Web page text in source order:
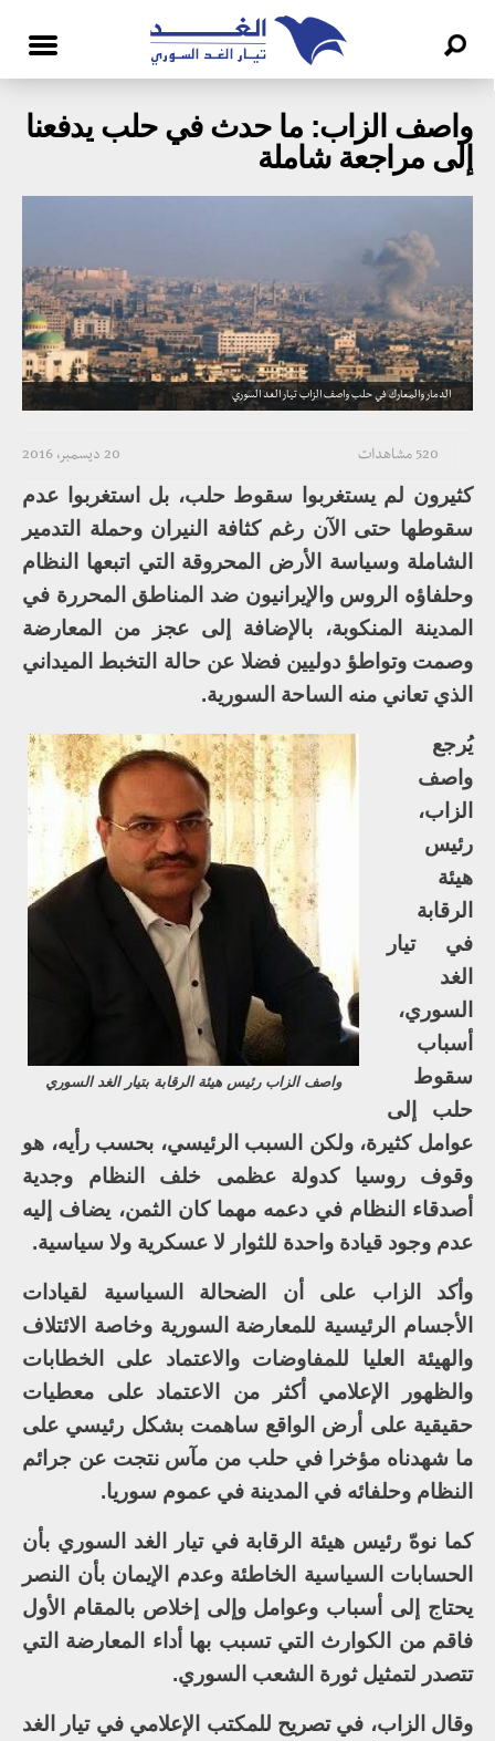
واصف الزاب: ما حدث في حلب يدفعنا
إلى مراجعة شاملة
الدمار والمعارك في حلب واصف الزاب تيار الغد السوري
20 ديسمبر، 2016 520 مشاهدات
كثيرون لم يستغربوا سقوط حلب، بل استغربوا عدم
سقوطها حتى الآن رغم كثافة النيران وحملة التدمير
الشاملة وسياسة الأرض المحروقة التي اتبعها النظام
وحلفاؤه الروس والإيرانيون ضد المناطق المحررة في
المدينة المنكوبة، بالإضافة إلى عجز من المعارضة
وصمت وتواطؤ دوليين فضلا عن حالة التخبط الميداني
الذي تعاني منه الساحة السورية.
واصف الزاب رئيس هيئة الرقابة بتيار الغد السوري
يُرجع
واصف
الزاب،
رئيس
هيئة
الرقابة
في تيار
الغد
السوري،
أسباب
سقوط
حلب إلى
عوامل كثيرة، ولكن السبب الرئيسي، بحسب رأيه، هو
وقوف روسيا كدولة عظمى خلف النظام وجدية
أصدقاء النظام في دعمه مهما كان الثمن، يضاف إليه
عدم وجود قيادة واحدة للثوار لا عسكرية ولا سياسية.
وأكد الزاب على أن الضحالة السياسية لقيادات
الأجسام الرئيسية للمعارضة السورية وخاصة الائتلاف
والهيئة العليا للمفاوضات والاعتماد على الخطابات
والظهور الإعلامي أكثر من الاعتماد على معطيات
حقيقية على أرض الواقع ساهمت بشكل رئيسي على
ما شهدناه مؤخرا في حلب من مآس نتجت عن جرائم
النظام وحلفائه في المدينة في عموم سوريا.
كما نوهّ رئيس هيئة الرقابة في تيار الغد السوري بأن
الحسابات السياسية الخاطئة وعدم الإيمان بأن النصر
يحتاج إلى أسباب وعوامل وإلى إخلاص بالمقام الأول
فاقم من الكوارث التي تسبب بها أداء المعارضة التي
تتصدر لتمثيل ثورة الشعب السوري.
وقال الزاب، في تصريح للمكتب الإعلامي في تيار الغد